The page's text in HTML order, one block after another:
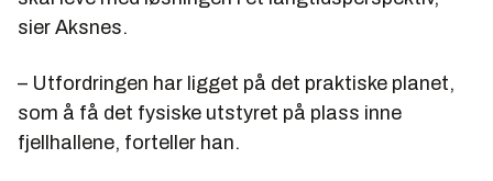
sier Aksnes.
– Utfordringen har ligget på det praktiske planet,
som å få det fysiske utstyret på plass inne
fjellhallene, forteller han.